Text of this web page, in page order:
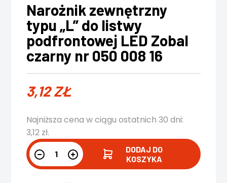
Narożnik zewnętrzny
typu „L” do listwy
podfrontowej LED Zobal
czarny nr 050 008 16
3,12ZŁ
Najniższa cena w ciągu ostatnich 30 dni:
3,12 zł.
DODAJ DO
KOSZYKA